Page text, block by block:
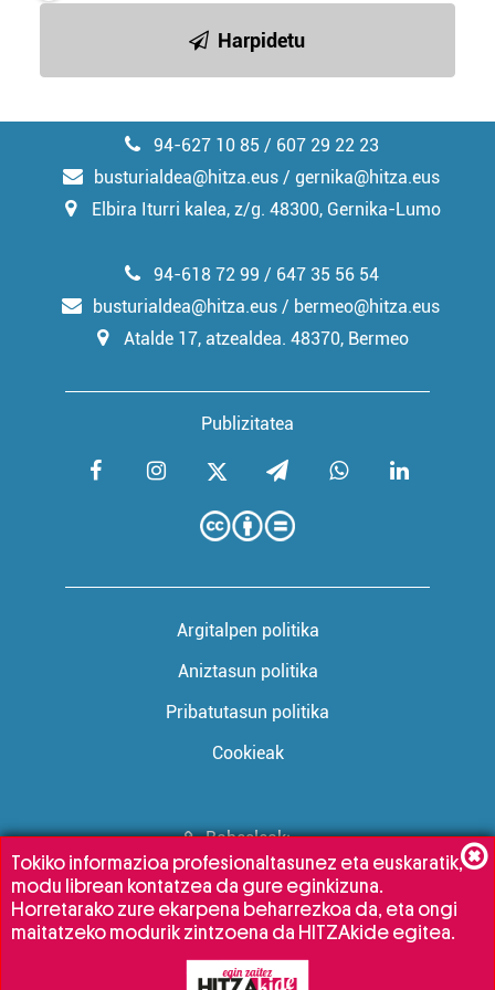
Harpidetu
94-627 10 85 / 607 29 22 23
busturialdea@hitza.eus / gernika@hitza.eus
Elbira Iturri kalea, z/g. 48300, Gernika-Lumo
Publizitatea
94-618 72 99 / 647 35 56 54
busturialdea@hitza.eus / bermeo@hitza.eus
Atalde 17, atzealdea. 48370, Bermeo
Argitalpen politika
Aniztasun politika
Pribatutasun politika
Cookieak
Babesleak:
Tokiko informazioa profesionaltasunez eta euskaratik,
modu librean kontatzea da gure eginkizuna.
Horretarako zure ekarpena beharrezkoa da, eta ongi
maitatzeko modurik zintzoena da HITZAkide egitea.